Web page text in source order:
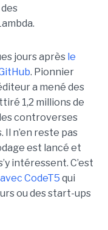
jours après le
. Pionnier
a mené des
1,2 millions de
controverses
n’en reste pas
est lancé et
intéressent. C’est
CodeT5 qui
ou des start-ups